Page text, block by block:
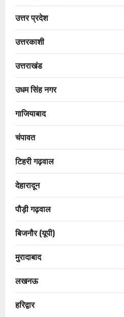
उत्तर प्रदेश
उत्तरकाशी
उत्तराखंड
उधम सिंह नगर
गाजियाबाद
चंपावत
टिहरी गढ़वाल
देहारादून
पौड़ी गढ़वाल
बिजनौर (यूपी)
मुरादाबाद
लखनऊ
हरिद्वार